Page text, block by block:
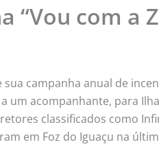
“Vou com a
campanha anual de
um acompanhante, para
classificados como
em Foz do Iguaçu na